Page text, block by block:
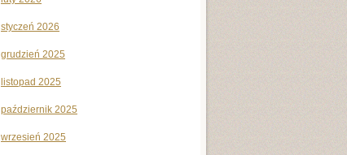
styczeń 2026
grudzień 2025
listopad 2025
październik 2025
wrzesień 2025